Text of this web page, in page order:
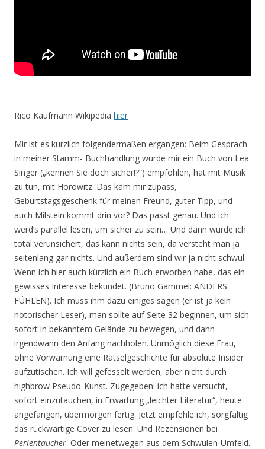
Rico Kaufmann Wikipedia hier
Mir ist es kürzlich folgendermaßen ergangen: Beim Gespräch
in meiner Stamm- Buchhandlung wurde mir ein Buch von Lea
Singer („kennen Sie doch sicher!?“) empfohlen, hat mit Musik
zu tun, mit Horowitz. Das kam mir zupass,
Geburtstagsgeschenk für meinen Freund, guter Tipp, und
auch Milstein kommt drin vor? Das passt genau. Und ich
werd’s parallel lesen, um sicher zu sein… Und dann wurde ich
total verunsichert, das kann nichts sein, da versteht man ja
seitenlang gar nichts. Und außerdem sind wir ja nicht schwul.
Wenn ich hier auch kürzlich ein Buch erworben habe, das ein
gewisses Interesse bekundet. (Bruno Gammel: ANDERS
FÜHLEN). Ich muss ihm dazu einiges sagen (er ist ja kein
notorischer Leser), man sollte auf Seite 32 beginnen, um sich
sofort in bekanntem Gelände zu bewegen, und dann
irgendwann den Anfang nachholen. Unmöglich diese Frau,
ohne Vorwarnung eine Rätselgeschichte für absolute Insider
aufzutischen. Ich will gefesselt werden, aber nicht durch
highbrow Pseudo-Kunst. Zugegeben: ich hatte versucht,
sofort einzutauchen, in Erwartung „leichter Literatur“, heute
angefangen, übermorgen fertig. Jetzt empfehle ich, sorgfältig
das rückwärtige Cover zu lesen. Und Rezensionen bei
Perlentaucher. Oder meinetwegen aus dem Schwulen-Umfeld.